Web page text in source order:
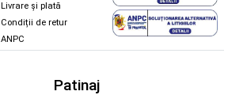
Livrare și plată
Condiții de retur
ANPC
Patinaj